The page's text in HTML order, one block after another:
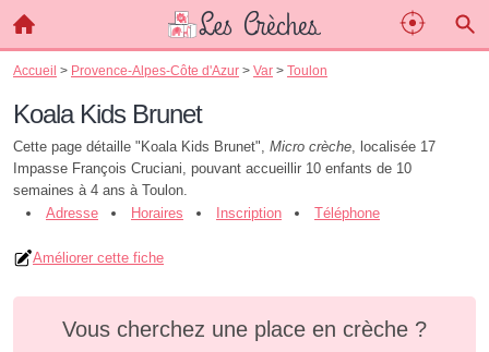
Accueil > Provence-Alpes-Côte d'Azur > Var > Toulon
Koala Kids Brunet
Cette page détaille "Koala Kids Brunet", Micro crèche, localisée 17
Impasse François Cruciani, pouvant accueillir 10 enfants de 10
semaines à 4 ans à Toulon.
Adresse
Horaires Inscription Téléphone
Améliorer cette fiche
Vous cherchez une place en crèche ?